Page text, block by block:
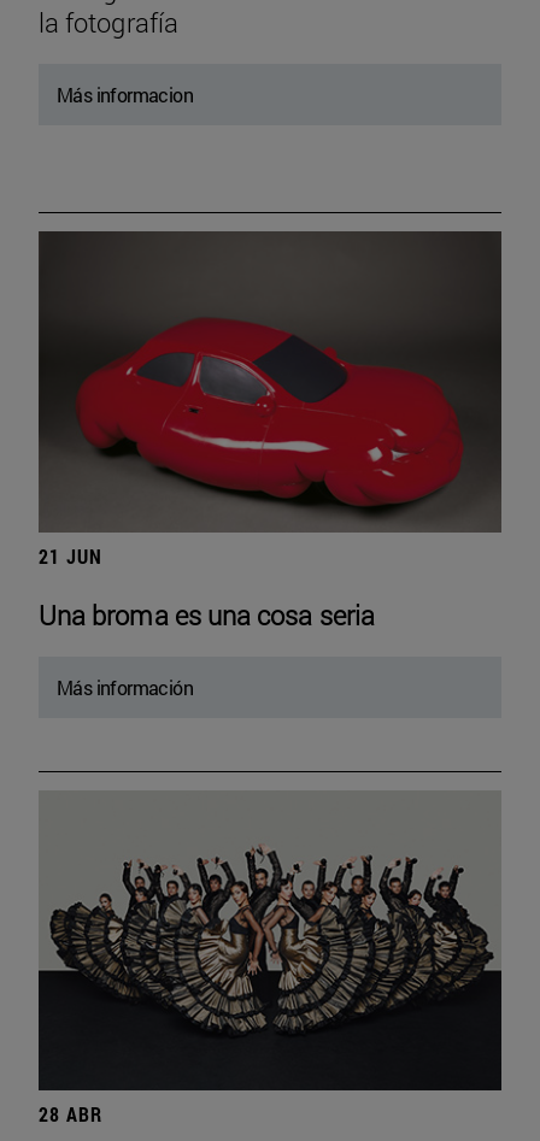
la fotografía
Más informacion
21 JUN
Una broma es una cosa seria
Más información
28 ABR